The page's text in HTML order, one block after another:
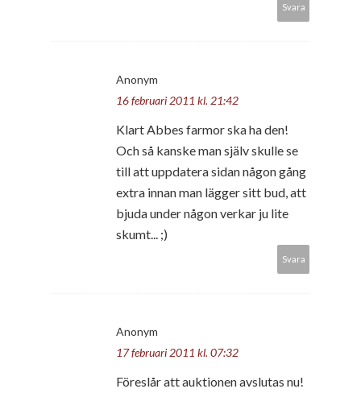
Svara
Anonym
16 februari 2011 kl. 21:42
Klart Abbes farmor ska ha den!
Och så kanske man själv skulle se
till att uppdatera sidan någon gång
extra innan man lägger sitt bud, att
bjuda under någon verkar ju lite
skumt... ;)
Svara
Anonym
17 februari 2011 kl. 07:32
Föreslår att auktionen avslutas nu!